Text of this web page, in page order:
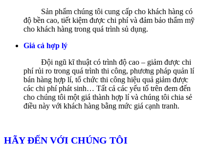
Sản phẩm chúng tôi cung cấp cho khách hàng có
độ bền cao, tiết kiệm được chi phí và đảm bảo thẩm mỹ
cho khách hàng trong quá trình sủ dụng.
Giá cả hợp lý
Đội ngũ kĩ thuật có trình độ cao – giảm được chi
phí rủi ro trong quá trình thi công, phương pháp quản lí
bán hàng hợp lí, tổ chức thi công hiệu quả giảm được
các chi phí phát sinh… Tất cả các yếu tố trên đem đến
cho chúng tôi một giá thành hợp lí và chúng tôi chia sẻ
điều này với khách hàng bằng mức giá cạnh tranh.
HÃY ĐẾN VỚI CHÚNG TÔI